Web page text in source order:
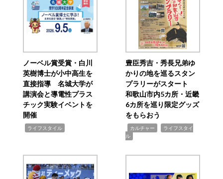
ノーベル賞受賞・白川
英樹博士が小中高生を
直接指導 名城大学が
講演会と導電性プラス
チック実験イベントを
開催
ライフスタイル
豊臣秀吉・秀長兄弟ゆ
かりの地を巡るスタン
プラリーがスタート
和歌山市内5カ所・近畿
6カ所を巡り限定グッズ
をもらおう
カルチャー
ライフスタイ
ル